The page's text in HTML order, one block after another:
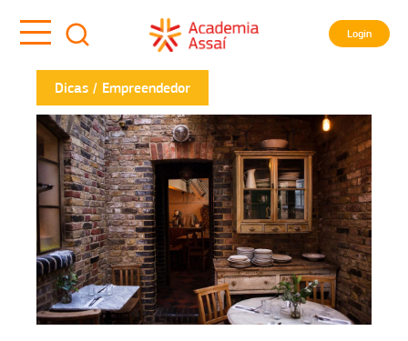
Login
Dicas Empreendedor